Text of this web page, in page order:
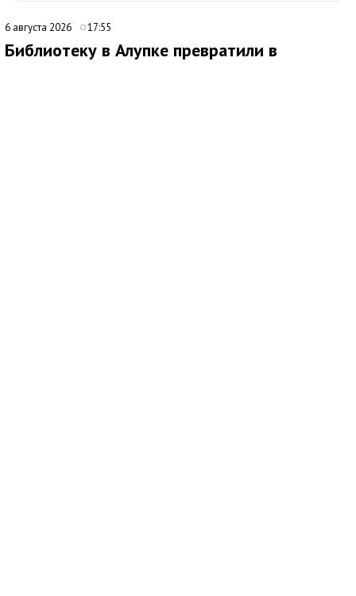
6 августа 2026 17:55
Библиотеку в Алупке превратили в